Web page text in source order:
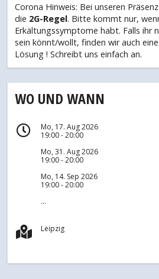
Corona Hinweis: Bei unseren
die 2G-Regel. Bitte kommt nur,
Erkältungssymptome habt. Falls ihr
sein könnt/wollt, finden wir auch
Lösung ! Schreibt uns einfach an.
WO UND WANN
Mo, 17. Aug 2026
19:00 - 20:00
Mo, 31. Aug 2026
19:00 - 20:00
Mo, 14. Sep 2026
19:00 - 20:00
...
Leipzig